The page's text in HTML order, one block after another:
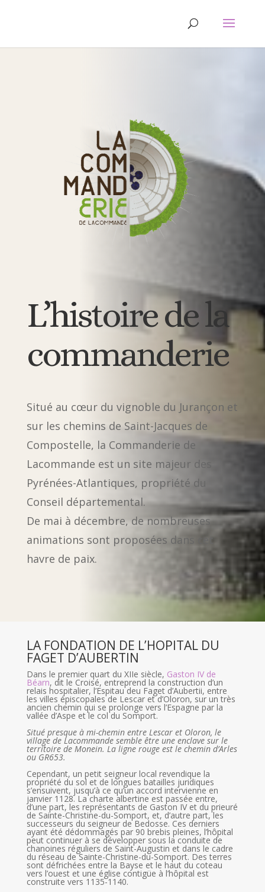
L’histoire de la
commanderie
Situé au cœur du vignoble du Jurançon et
sur les chemins de Saint-Jacques de
Compostelle, la Commanderie de
Lacommande est un site majeur des
Pyrénées-Atlantiques, propriété du
Conseil départemental.
De mai à décembre, de nombreuses
animations sont proposées dans cet
havre de paix.
LA FONDATION DE L’HOPITAL DU
FAGET D’AUBERTIN
Dans le premier quart du XIIe siècle, Gaston IV de
Béarn, dit le Croisé, entreprend la construction d’un
relais hospitalier, l’Espitau deu Faget d’Aubertii, entre
les villes épiscopales de Lescar et d’Oloron, sur un très
ancien chemin qui se prolonge vers l’Espagne par la
vallée d’Aspe et le col du Somport.
Situé presque à mi-chemin entre Lescar et Oloron, le
village de Lacommande semble être une enclave sur le
territoire de Monein. La ligne rouge est le chemin d’Arles
ou GR653.
Cependant, un petit seigneur local revendique la
propriété du sol et de longues batailles juridiques
s’ensuivent, jusqu’à ce qu’un accord intervienne en
janvier 1128. La charte albertine est passée entre,
d’une part, les représentants de Gaston IV et du prieuré
de Sainte-Christine-du-Somport, et, d’autre part, les
successeurs du seigneur de Bedosse. Ces derniers
ayant été dédommagés par 90 brebis pleines, l’hôpital
peut continuer à se développer sous la conduite de
chanoines réguliers de Saint-Augustin et dans le cadre
du réseau de Sainte-Christine-du-Somport. Des terres
sont défrichées entre la Bayse et le haut du coteau
vers l’ouest et une église contigüe à l’hôpital est
construite vers 1135-1140.